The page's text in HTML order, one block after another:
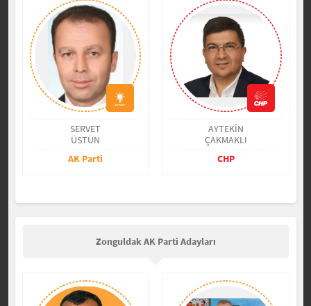
SERVET
ÜSTÜN
AK Parti
AYTEKİN
ÇAKMAKLI
CHP
Zonguldak AK Parti Adayları